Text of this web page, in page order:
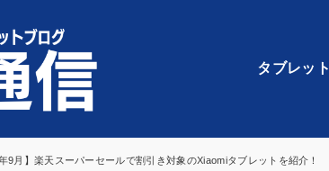
タブレット
9月】楽天スーパーセールで割引き対象のXiaomiタブレットを紹介！